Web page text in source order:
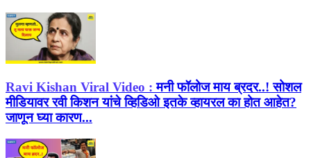
Ravi Kishan Viral Video : मनी फॉलोज माय ब्रदर..! सोशल
मीडियावर रवी किशन यांचे व्हिडिओ इतके व्हायरल का होत आहेत?
जाणून घ्या कारण...